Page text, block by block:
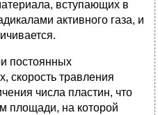
вступающих в
активного газа, и
постоянных
скорость травления
числа пластин, что
площади, на которой